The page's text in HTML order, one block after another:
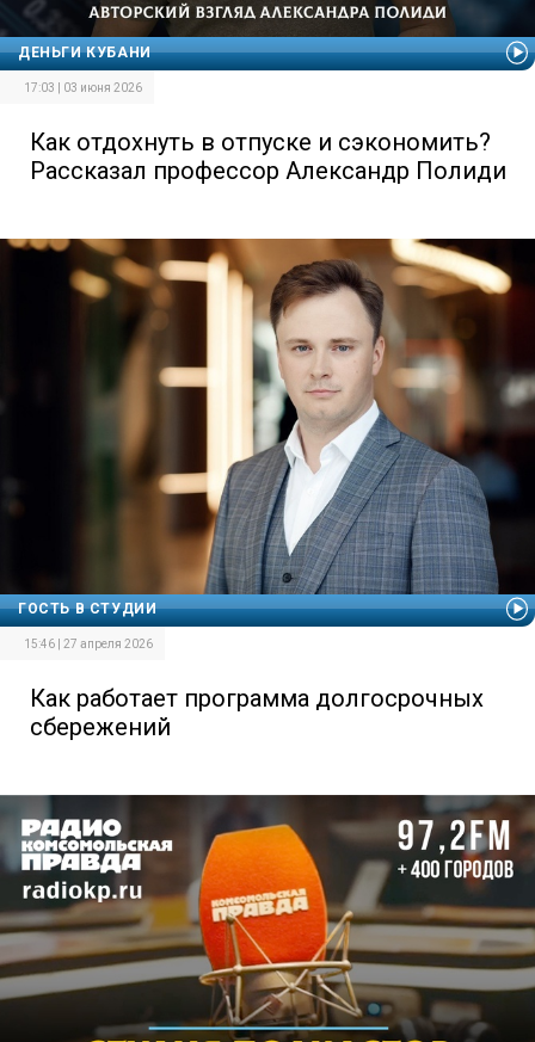
ДЕНЬГИ КУБАНИ
17:03 | 03 июня 2026
Как отдохнуть в отпуске и сэкономить?
Рассказал профессор Александр Полиди
ГОСТЬ В СТУДИИ
15:46 | 27 апреля 2026
Как работает программа долгосрочных
сбережений